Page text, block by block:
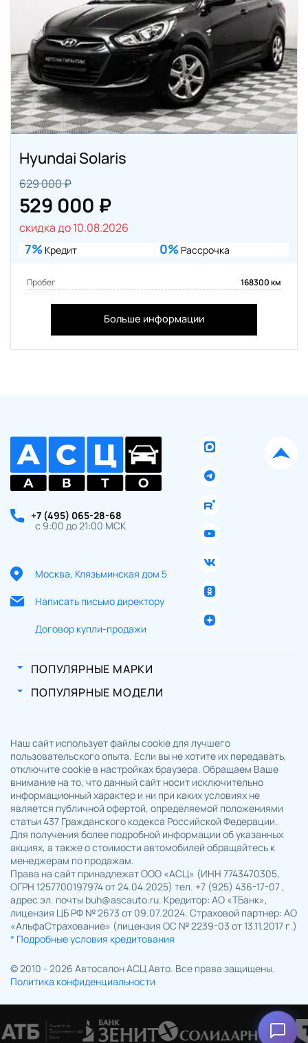
Hyundai Solaris
629 000 ₽
529 000 ₽
скидка до 10.08.2026
7% Кредит 0% Рассрочка
Пробег 168300 км
Больше информации
+7 (495) 065-28-68
с 9:00 до 21:00 МСК
Москва, Клязьминская дом 5
Написать письмо директору
Договор купли-продажи
ПОПУЛЯРНЫЕ МАРКИ
ПОПУЛЯРНЫЕ МОДЕЛИ
Наш сайт использует файлы cookie для лучшего
пользовательского опыта. Если вы не хотите их передавать,
отключите cookie в настройках браузера. Обращаем Ваше
внимание на то, что данный сайт носит исключительно
информационный характер и ни при каких условиях не
является публичной офертой, определяемой положениями
статьи 437 Гражданского кодекса Российской Федерации.
Для получения более подробной информации об указанных
акциях, а также о стоимости автомобилей обращайтесь к
менеджерам по продажам.
Права на сайт принадлежат ООО «АСЦ» (ИНН 7743470305,
ОГРН 1257700197974 от 24.04.2025) тел. +7 (925) 436-17-07 ,
адрес эл. почты buh@ascauto.ru. Кредитор: АО «ТБанк»,
лицензия ЦБ РФ № 2673 от 09.07.2024. Страховой партнер: АО
«АльфаСтрахование» (лицензия ОС № 2239-03 от 13.11.2017 г.)
* Подробные условия кредитования
© 2010 - 2026 Автосалон АСЦ Авто. Все права защищены.
Политика конфиденциальности